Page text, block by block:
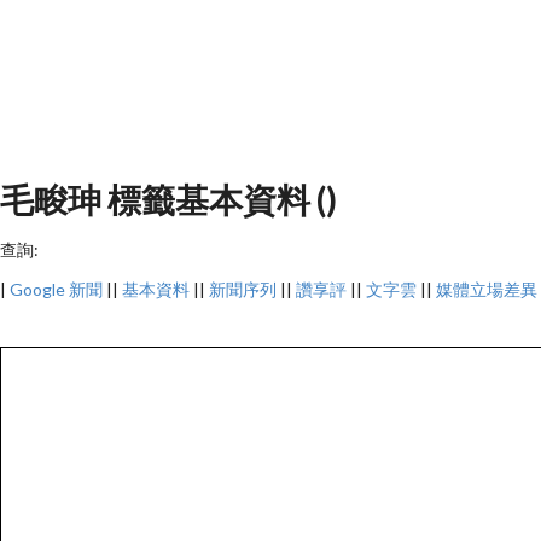
毛畯珅 標籤基本資料 ()
查詢:
| Google 新聞 || 基本資料 || 新聞序列 || 讚享評 || 文字雲 || 媒體立場差異